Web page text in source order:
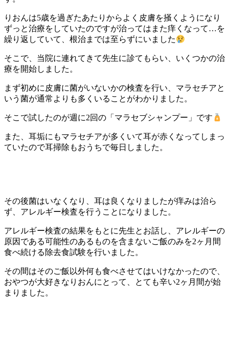
りおんは5歳を過ぎたあたりからよく皮膚を掻くようになり
ずっと治療をしていたのですが治ってはまた痒くなって…を
繰り返していて、根治までは至らずにいました
そこで、当院に連れてきて先生に診てもらい、いくつかの治
療を開始しました。
まず初めに皮膚に菌がいないかの検査を行い、マラセチアと
いう菌が通常よりも多くいることがわかりました。
そこで試したのが週に2回の「マラセブシャンプー」です
また、耳垢にもマラセチアが多くいて耳が赤くなってしまっ
ていたので耳掃除もおうちで毎日しました。
その後菌はいなくなり、耳は良くなりましたが痒みは治ら
ず、アレルギー検査を行うことになりました。
アレルギー検査の結果をもとに先生とお話し、アレルギーの
原因である可能性のあるものを含まないご飯のみを2ヶ月間
食べ続ける除去食試験を行いました。
その間はそのご飯以外何も食べさせてはいけなかったので、
おやつが大好きなりおんにとって、とても辛い2ヶ月間が始
まりました。